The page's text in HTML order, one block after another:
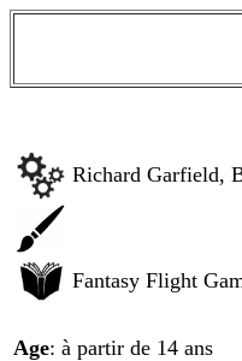
Richard Garfield,
Fantasy Flight
Age: à partir de 14 ans